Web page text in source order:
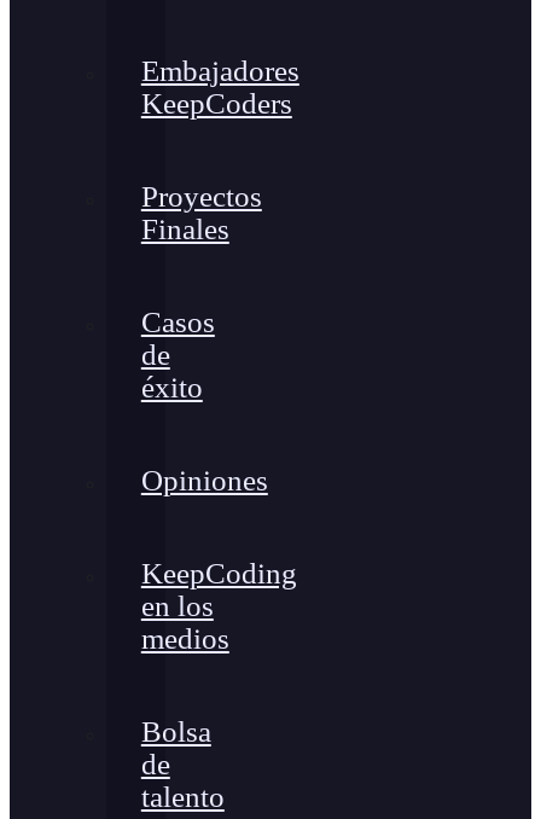
Embajadores
KeepCoders
Proyectos
Finales
Casos
de
éxito
Opiniones
KeepCoding
en los
medios
Bolsa
de
talento